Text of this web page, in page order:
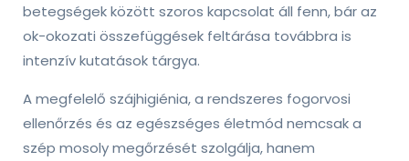
betegségek között szoros kapcsolat áll fenn, bár az
ok-okozati összefüggések feltárása továbbra is
intenzív kutatások tárgya.
A megfelelő szájhigiénia, a rendszeres fogorvosi
ellenőrzés és az egészséges életmód nemcsak a
szép mosoly megőrzését szolgálja, hanem